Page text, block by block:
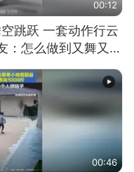
00:12
跳跃 一套动作行云
：怎么做到又舞又武
00:46